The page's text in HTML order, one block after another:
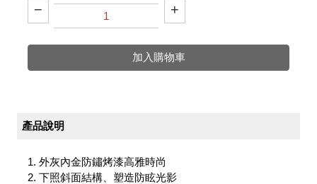
− +
加入購物車
產品說明
1. 外灰內金防鏽烤漆高雅時尚
2. 下照斜面結構、塑造防眩光影